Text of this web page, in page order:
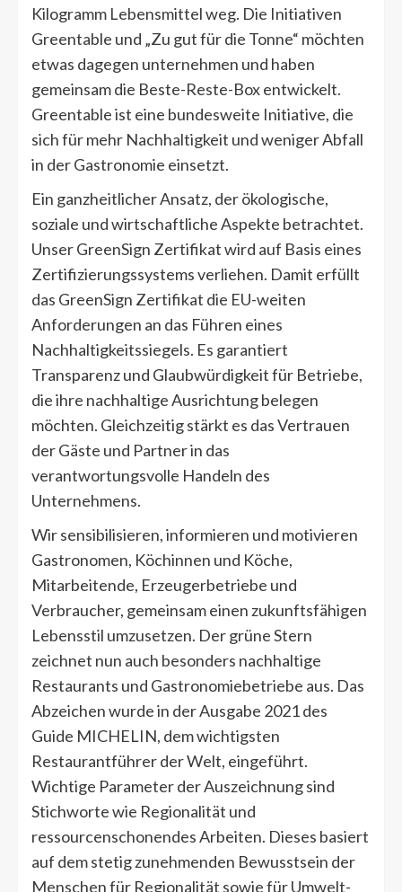
Kilogramm Lebensmittel weg. Die Initiativen
Greentable und „Zu gut für die Tonne“ möchten
etwas dagegen unternehmen und haben
gemeinsam die Beste-Reste-Box entwickelt.
Greentable ist eine bundesweite Initiative, die
sich für mehr Nachhaltigkeit und weniger Abfall
in der Gastronomie einsetzt.
Ein ganzheitlicher Ansatz, der ökologische,
soziale und wirtschaftliche Aspekte betrachtet.
Unser GreenSign Zertifikat wird auf Basis eines
Zertifizierungssystems verliehen. Damit erfüllt
das GreenSign Zertifikat die EU-weiten
Anforderungen an das Führen eines
Nachhaltigkeitssiegels. Es garantiert
Transparenz und Glaubwürdigkeit für Betriebe,
die ihre nachhaltige Ausrichtung belegen
möchten. Gleichzeitig stärkt es das Vertrauen
der Gäste und Partner in das
verantwortungsvolle Handeln des
Unternehmens.
Wir sensibilisieren, informieren und motivieren
Gastronomen, Köchinnen und Köche,
Mitarbeitende, Erzeugerbetriebe und
Verbraucher, gemeinsam einen zukunftsfähigen
Lebensstil umzusetzen. Der grüne Stern
zeichnet nun auch besonders nachhaltige
Restaurants und Gastronomiebetriebe aus. Das
Abzeichen wurde in der Ausgabe 2021 des
Guide MICHELIN, dem wichtigsten
Restaurantführer der Welt, eingeführt.
Wichtige Parameter der Auszeichnung sind
Stichworte wie Regionalität und
ressourcenschonendes Arbeiten. Dieses basiert
auf dem stetig zunehmenden Bewusstsein der
Menschen für Regionalität sowie für Umwelt-